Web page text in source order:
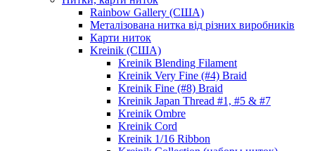
Rainbow Gallery (США)
Металізована нитка від різних виробників
Карти ниток
Kreinik (США)
Kreinik Blending Filament
Kreinik Very Fine (#4) Braid
Kreinik Fine (#8) Braid
Kreinik Japan Thread #1, #5 & #7
Kreinik Ombre
Kreinik Cord
Kreinik 1/16 Ribbon